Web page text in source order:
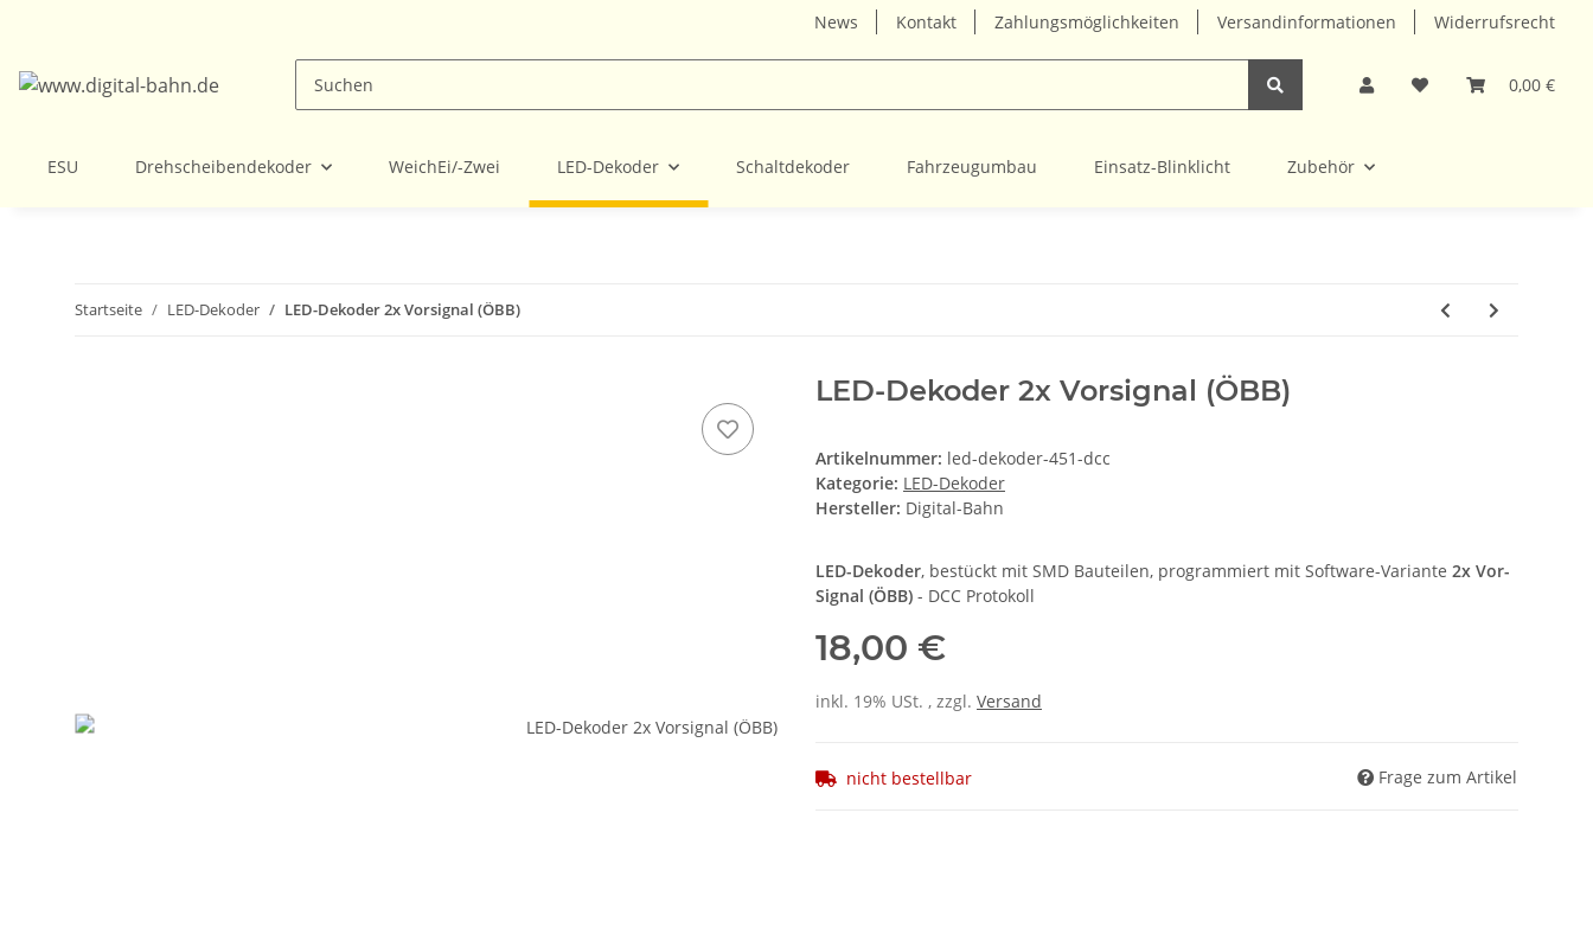
News Kontakt Zahlungsmöglichkeiten Versandinformationen Widerrufsrecht
0,00 €
ESU Drehscheibendekoder WeichEi/-Zwei LED-Dekoder Schaltdekoder Fahrzeugumbau Einsatz-Blinklicht Zubehör
Startseite LED-Dekoder LED-Dekoder 2x Vorsignal (ÖBB)
LED-Dekoder 2x Vorsignal (ÖBB)
Artikelnummer: led-dekoder-451-dcc
Kategorie: LED-Dekoder
Hersteller: Digital-Bahn
LED-Dekoder, bestückt mit SMD Bauteilen, programmiert mit Software-Variante 2x Vor-
Signal (ÖBB) - DCC Protokoll
18,00 €
inkl. 19% USt. , zzgl. Versand
nicht bestellbar Frage zum Artikel